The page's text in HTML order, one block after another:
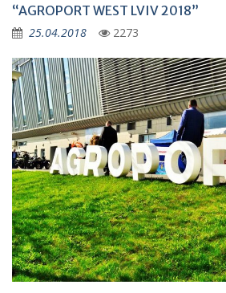
“AGROPORT WEST LVIV 2018”
25.04.2018 2273